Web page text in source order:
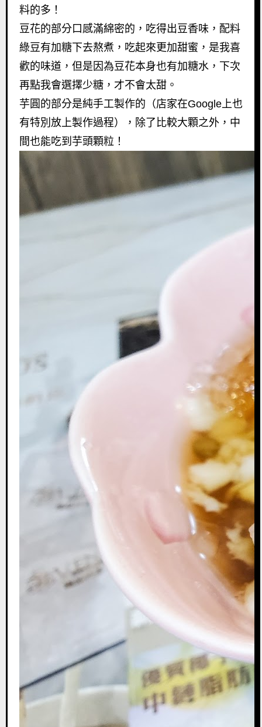
料的多！
豆花的部分口感滿綿密的，吃得出豆香味，配料
綠豆有加糖下去熬煮，吃起來更加甜蜜，是我喜
歡的味道，但是因為豆花本身也有加糖水，下次
再點我會選擇少糖，才不會太甜。
芋圓的部分是純手工製作的（店家在Google上也
有特別放上製作過程），除了比較大顆之外，中
間也能吃到芋頭顆粒！